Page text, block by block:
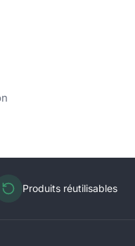
Produits réutilisables